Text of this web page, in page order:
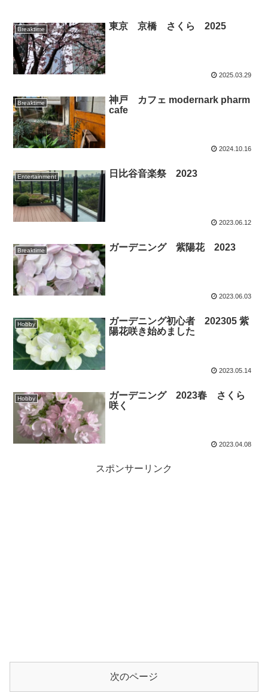
Breaktime 東京 京橋 さくら 2025
2025.03.29
Breaktime
神戸 カフェ modernark pharm
cafe
2024.10.16
Entertainment 日比谷音楽祭 2023
2023.06.12
Breaktime ガーデニング 紫陽花 2023
2023.06.03
Hobby
ガーデニング初心者 202305 紫
陽花咲き始めました
2023.05.14
Hobby
ガーデニング 2023春 さくら
咲く
2023.04.08
スポンサーリンク
次のページ